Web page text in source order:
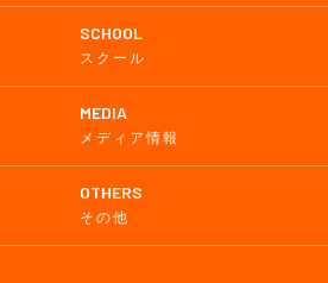
SCHOOL
スクール
MEDIA
メディア情報
OTHERS
その他